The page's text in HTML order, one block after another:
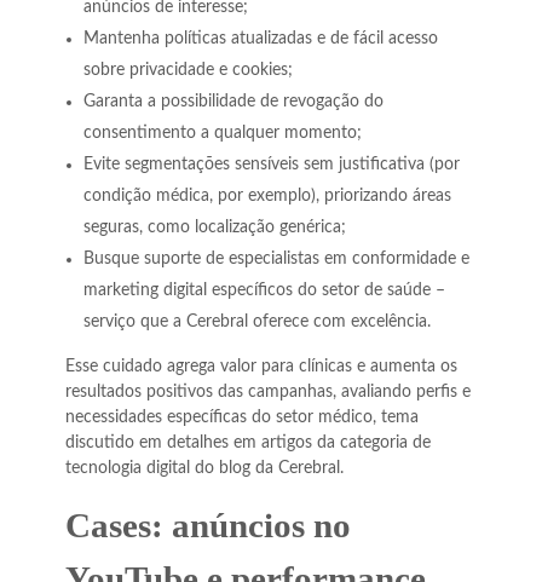
anúncios de interesse;
Mantenha políticas atualizadas e de fácil acesso
sobre privacidade e cookies;
Garanta a possibilidade de revogação do
consentimento a qualquer momento;
Evite segmentações sensíveis sem justificativa (por
condição médica, por exemplo), priorizando áreas
seguras, como localização genérica;
Busque suporte de especialistas em conformidade e
marketing digital específicos do setor de saúde –
serviço que a Cerebral oferece com excelência.
Esse cuidado agrega valor para clínicas e aumenta os
resultados positivos das campanhas, avaliando perfis e
necessidades específicas do setor médico, tema
discutido em detalhes em artigos da categoria de
tecnologia digital do blog da Cerebral.
Cases: anúncios no